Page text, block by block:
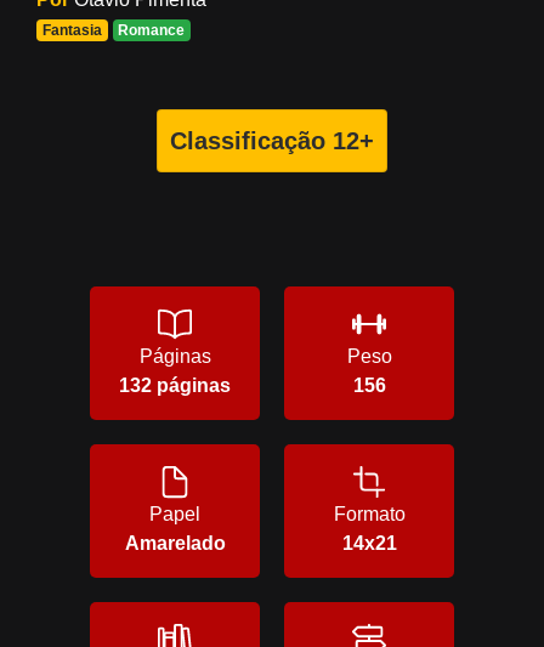
Fantasia Romance
Classificação 12+
Páginas
132 páginas
Peso
156
Papel
Amarelado
Formato
14x21